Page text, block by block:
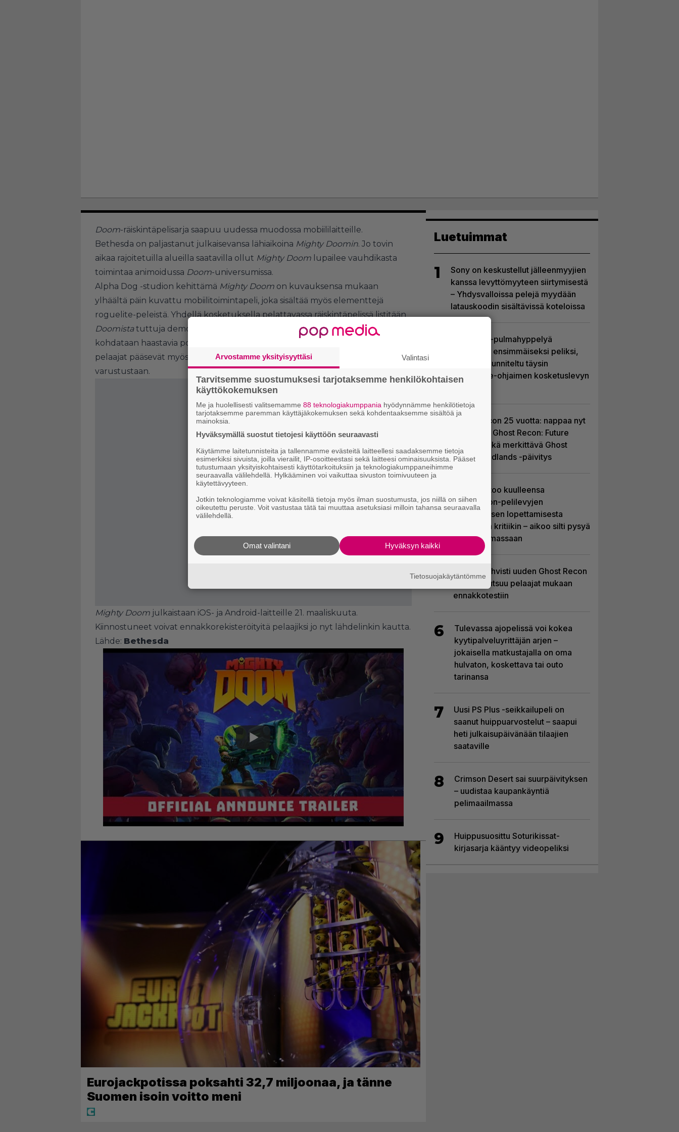
Doom-räiskintäpelisarja saapuu uudessa muodossa mobiililaitteille.
Bethesda on paljastanut julkaisevansa lähiaikoina Mighty Doomin. Jo tovin
aikaa rajoitetuilla alueilla saatavilla ollut Mighty Doom lupailee vauhdikasta
toimintaa animoidussa Doom-universumissa.
Alpha Dog -studion kehittämä Mighty Doom on kuvauksensa mukaan
ylhäältä päin kuvattu mobiilitoimintapeli, joka sisältää myös elementtejä
roguelite-peleistä. Yhdellä kosketuksella pelattavassa räiskintäpelissä listitään
Doomistatuttuja demoneja aiempaa herttaisemmassa muodossa sekä
kohdataan haastavia pomotaisteluita. Vihollisten lakoon niittämisen ohessa
pelaajat pääsevät myös avaamaan uusia kykyjä sekä päivittämään aseitaan ja
varustustaan.
Mighty Doom julkaistaan iOS- ja Android-laitteille 21. maaliskuuta.
Kiinnostuneet voivat ennakkorekisteröityitä pelaajiksi jo nyt lähdelinkin kautta.
Lähde: Bethesda
Eurojackpotissa poksahti 32,7 miljoonaa, ja tänne
Suomen isoin voitto meni
Luetuimmat
1
Sony on keskustellut jälleenmyyjien
kanssa levyttömyyteen siirtymisestä
– Yhdysvalloissa pelejä myydään
latauskoodin sisältävissä koteloissa
Uutta PS5-pulmahyppelyä
kuvaillaan ensimmäiseksi peliksi,
joka on suunniteltu täysin
DualSense-ohjaimen kosketuslevyn
Ghost Recon 25 vuotta: nappaa nyt
ilmaiseksi Ghost Recon: Future
Soldier sekä merkittävä Ghost
Recon Wildlands -päivitys
4
Sony kertoo kuulleensa
PlayStation-pelilevyjen
valmistuksen lopettamisesta
nousseen kritiikin – aikoo silti pysyä
suunnitelmassaan
5
Ubisoft vahvisti uuden Ghost Recon
-pelin – kutsuu pelaajat mukaan
ennakkotestiin
6
Tulevassa ajopelissä voi kokea
kyytipalveluyrittäjän arjen –
jokaisella matkustajalla on oma
hulvaton, koskettava tai outo
tarinansa
7
Uusi PS Plus -seikkailupeli on
saanut huippuarvostelut – saapui
heti julkaisupäivänään tilaajien
saataville
8
Crimson Desert sai suurpäivityksen
– uudistaa kaupankäyntiä
pelimaailmassa
9
Huippusuosittu Soturikissat-
kirjasarja kääntyy videopeliksi
Arvostamme yksityisyyttäsi Valintasi
Tarvitsemme suostumuksesi tarjotaksemme henkilökohtaisen
käyttökokemuksen
Me ja huolellisesti valitsemamme 88 teknologiakumppania hyödynnämme henkilötietoja
tarjotaksemme paremman käyttäjäkokemuksen sekä kohdentaaksemme sisältöä ja
mainoksia.
Hyväksymällä suostut tietojesi käyttöön seuraavasti
Käytämme laitetunnisteita ja tallennamme evästeitä laitteellesi saadaksemme tietoja
esimerkiksi sivuista, joilla vierailit, IP-osoitteestasi sekä laitteesi ominaisuuksista. Pääset
tutustumaan yksityiskohtaisesti käyttötarkoituksiin ja teknologiakumppaneihimme
seuraavalla välilehdellä. Hylkääminen voi vaikuttaa sivuston toimivuuteen ja
käytettävyyteen.
Jotkin teknologiamme voivat käsitellä tietoja myös ilman suostumusta, jos niillä on siihen
oikeutettu peruste. Voit vastustaa tätä tai muuttaa asetuksiasi milloin tahansa seuraavalla
välilehdellä.
Hyväksyn kaikki
Omat valintani
Tietosuojakäytäntömme